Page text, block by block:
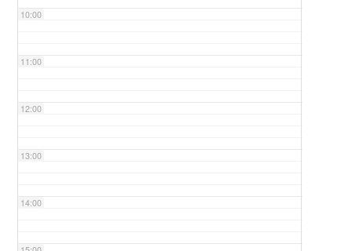
10:00
11:00
12:00
13:00
14:00